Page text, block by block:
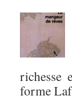
richesse
forme